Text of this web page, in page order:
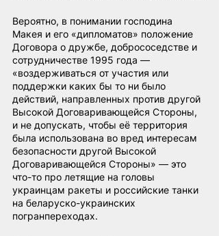
Вероятно, в понимании господина
Макея и его «дипломатов» положение
Договора о дружбе, добрососедстве и
сотрудничестве 1995 года —
«воздерживаться от участия или
поддержки каких бы то ни было
действий, направленных против другой
Высокой Договаривающейся Стороны,
и не допускать, чтобы её территория
была использована во вред интересам
безопасности другой Высокой
Договаривающейся Стороны» — это
что-то про летящие на головы
украинцам ракеты и российские танки
на беларуско-украинских
погранпереходах.